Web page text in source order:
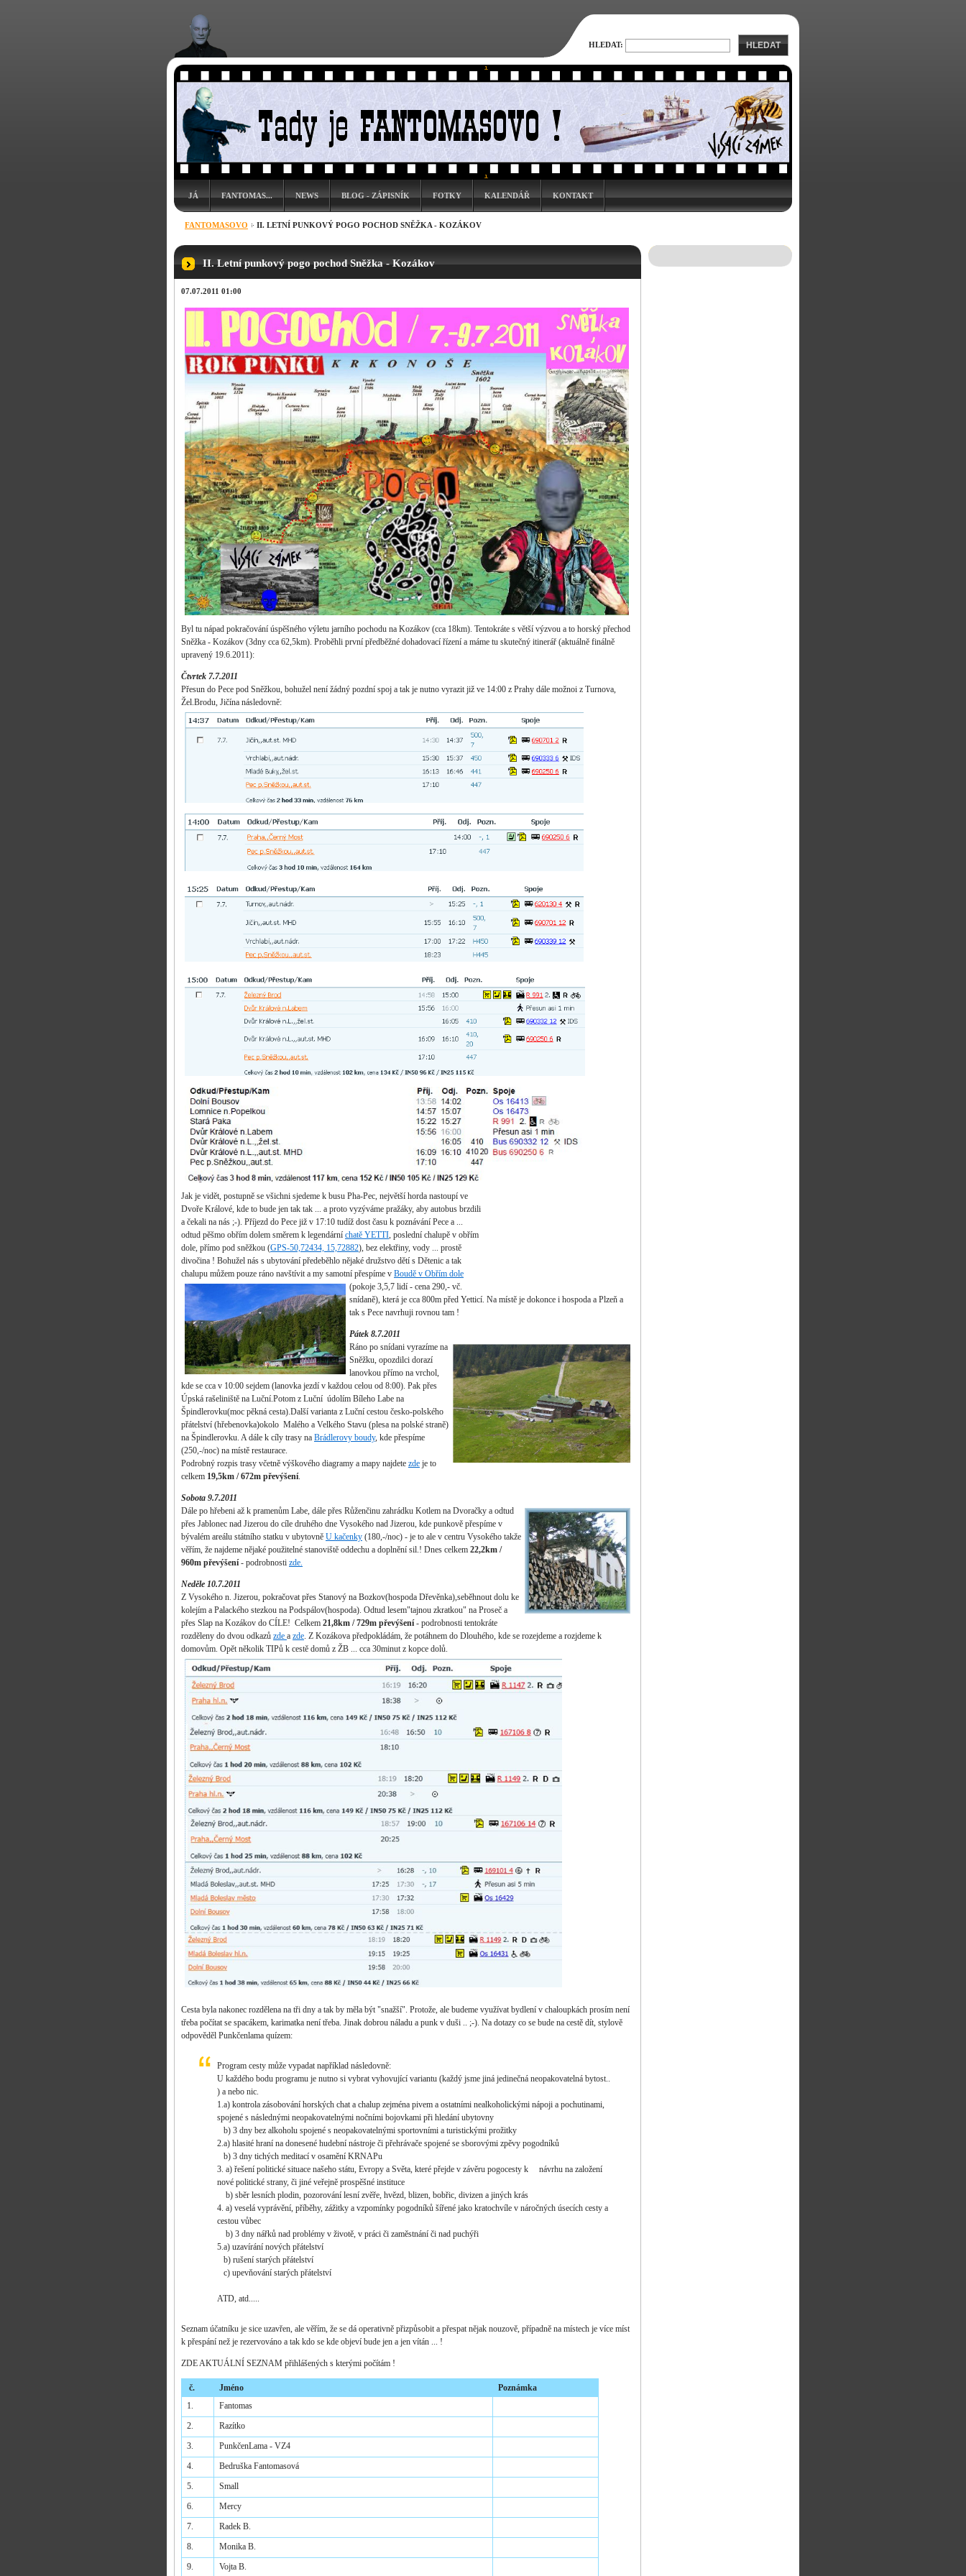
JÁ FANTOMAS... NEWS BLOG - ZÁPISNÍK FOTKY KALENDÁŘ KONTAKT
FANTOMASOVO II. LETNÍ PUNKOVÝ POGO POCHOD SNĚŽKA - KOZÁKOV
II. Letní punkový pogo pochod Sněžka - Kozákov
07.07.2011 01:00
Byl tu nápad pokračování úspěšného výletu jarního pochodu na Kozákov (cca 18km). Tentokráte s větší výzvou a to horský přechod
Sněžka - Kozákov (3dny cca 62,5km). Proběhli první předběžné dohadovací řízení a máme tu skutečný itinerář (aktuálně finálně
upravený 19.6.2011):
Čtvrtek 7.7.2011
Přesun do Pece pod Sněžkou, bohužel není žádný pozdní spoj a tak je nutno vyrazit již ve 14:00 z Prahy dále možnoi z Turnova,
Žel.Brodu, Jičína následovně:
Jak je vidět, postupně se všichni sjedeme k busu Pha-Pec, největší horda nastoupí ve
Dvoře Králové, kde to bude jen tak tak ... a proto vyzýváme pražáky, aby autobus brzdili
a čekali na nás ;-). Příjezd do Pece již v 17:10 tudíž dost času k poznávání Pece a ...
odtud pěšmo obřím dolem směrem k legendární chatě YETTI, poslední chalupě v obřím
dole, přímo pod sněžkou (GPS-50,72434, 15,72882), bez elektřiny, vody ... prostě
divočina ! Bohužel nás s ubytování předeběhlo nějaké družstvo dětí s Dětenic a tak
chalupu můžem pouze ráno navštívit a my samotní přespíme v Boudě v Obřím dole
(pokoje 3,5,7 lidí - cena 290,- vč.
snídaně), která je cca 800m před Yetticí. Na místě je dokonce i hospoda a Plzeň a
tak s Pece navrhuji rovnou tam !
Pátek 8.7.2011
Ráno po snídani vyrazíme na
Sněžku, opozdilci dorazí
lanovkou přímo na vrchol,
kde se cca v 10:00 sejdem (lanovka jezdí v každou celou od 8:00). Pak přes
Úpská rašeliniště na Luční.Potom z Luční údolím Bíleho Labe na
Špindlerovku(moc pěkná cesta).Další varianta z Luční cestou česko-polského
přátelství (hřebenovka)okolo Malého a Velkého Stavu (plesa na polské straně)
na Špindlerovku. A dále k cíly trasy na Brádlerovy boudy, kde přespíme
(250,-/noc) na místě restaurace.
Podrobný rozpis trasy včetně výškového diagramy a mapy najdete zde je to
celkem 19,5km / 672m převýšení.
Sobota 9.7.2011
Dále po hřebeni až k pramenům Labe, dále přes Růženčinu zahrádku Kotlem na Dvoračky a odtud
přes Jablonec nad Jizerou do cíle druhého dne Vysokého nad Jizerou, kde punkově přespíme v
bývalém areálu státního statku v ubytovně U kačenky (180,-/noc) - je to ale v centru Vysokého takže
věřím, že najdeme nějaké použitelné stanoviště oddechu a doplnění sil.! Dnes celkem 22,2km /
960m převýšení- podrobnosti zde.
Neděle 10.7.2011
Z Vysokého n. Jizerou, pokračovat přes Stanový na Bozkov(hospoda Dřevěnka),seběhnout dolu ke
kolejím a Palackého stezkou na Podspálov(hospoda). Odtud lesem"tajnou zkratkou" na Proseč a
přes Slap na Kozákov do CÍLE! Celkem 21,8km / 729m převýšení- podrobnosti tentokráte
rozděleny do dvou odkazů zde a zde. Z Kozákova předpokládám, že potáhnem do Dlouhého, kde se rozejdeme a rozjdeme k
domovům. Opět několik TIPů k cestě domů z ŽB ... cca 30minut z kopce dolů.
Cesta byla nakonec rozdělena na tři dny a tak by měla být "snažší". Protože, ale budeme využívat bydlení v chaloupkách prosím není
třeba počítat se spacákem, karimatka není třeba. Jinak dobrou náladu a punk v duši .. ;-). Na dotazy co se bude na cestě dít, stylově
odpověděl Punkčenlama quízem:
Program cesty může vypadat například následovně:
U každého bodu programu je nutno si vybrat vyhovující variantu (každý jsme jiná jedinečná neopakovatelná bytost..
) a nebo nic.
1.a) kontrola zásobování horských chat a chalup zejména pivem a ostatními nealkoholickými nápoji a pochutinami,
spojené s následnými neopakovatelnými nočními bojovkami při hledání ubytovny
b) 3 dny bez alkoholu spojené s neopakovatelnými sportovními a turistickými prožitky
2.a) hlasité hraní na donesené hudební nástroje či přehrávače spojené se sborovými zpěvy pogodníků
b) 3 dny tichých meditací v osamění KRNAPu
3. a) řešení politické situace našeho státu, Evropy a Světa, které přejde v závěru pogocesty k návrhu na založení
nové politické strany, či jiné veřejně prospěšné instituce
b) sběr lesních plodin, pozorování lesní zvěře, hvězd, blizen, bobřic, divizen a jiných krás
4. a) veselá vyprávění, příběhy, zážitky a vzpomínky pogodníků šířené jako kratochvíle v náročných úsecích cesty a
cestou vůbec
b) 3 dny nářků nad problémy v životě, v práci či zaměstnání či nad puchýři
5.a) uzavírání nových přátelství
b) rušení starých přátelství
c) upevňování starých přátelství
ATD, atd.....
Seznam účatníku je sice uzavřen, ale věřím, že se dá operativně přizpůsobit a přespat nějak nouzově, případně na místech je více míst
k přespání než je rezervováno a tak kdo se kde objeví bude jen a jen vítán ... !
ZDE AKTUÁLNÍ SEZNAM přihlášených s kterými počítám !
č. Jméno
Poznámka
1.
Fantomas
2.
Razítko
3.
PunkčenLama - VZ4
4.
Bedruška Fantomasová
5.
Small
6.
Mercy
7.
Radek B.
8.
Monika B.
9.
Vojta B.
HLEDAT: HLEDAT